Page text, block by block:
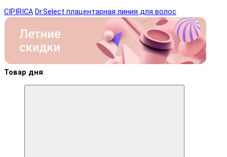
CIPIRICA Dr.Select плацентарная линия для волос
Товар дня